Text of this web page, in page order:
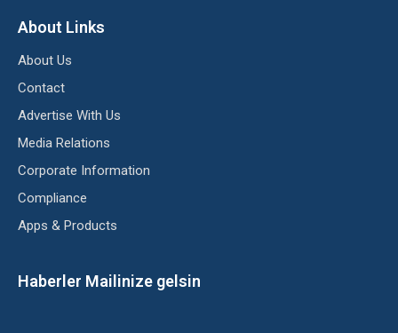
About Links
About Us
Contact
Advertise With Us
Media Relations
Corporate Information
Compliance
Apps & Products
Haberler Mailinize gelsin